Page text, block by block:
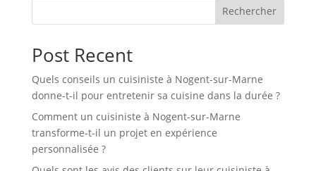
Rechercher
Post Recent
Quels conseils un cuisiniste à Nogent-sur-Marne
donne-t-il pour entretenir sa cuisine dans la durée ?
Comment un cuisiniste à Nogent-sur-Marne
transforme-t-il un projet en expérience
personnalisée ?